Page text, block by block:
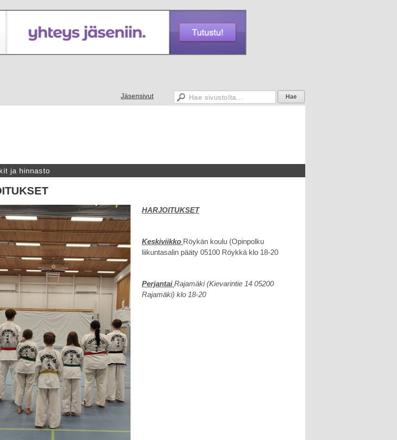
Jäsensivut
ja hinnasto
HARJOITUKSET
Keskiviikko Röykän koulu (Opinpolku
liikuntasalin pääty 05100 Röykkä klo 18-20
PerjantaiRajamäki (Kievarintie 14 05200
Rajamäki) klo 18-20